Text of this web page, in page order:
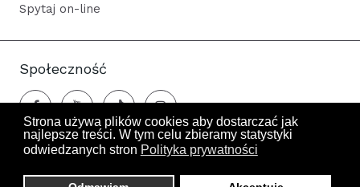
Strona używa plików cookies aby dostarczać jak
najlepsze treści. W tym celu zbieramy statystyki
odwiedzanych stron Polityka prywatności
Spytaj on-line
Społeczność
Odwiedza nas 1506 gości oraz 0 użytkowników.